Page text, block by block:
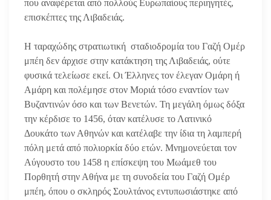
που αναφέρεται από πολλούς Ευρωπαίους περιηγητές,
επισκέπτες της Λιβαδειάς.
Η ταραχώδης στρατιωτική σταδιοδρομία του Γαζή Ομέρ
μπέη δεν άρχισε στην κατάκτηση της Λιβαδειάς, ούτε
φυσικά τελείωσε εκεί. Οι Έλληνες τον έλεγαν Ομάρη ή
Αμάρη και πολέμησε στον Μοριά τόσο εναντίον των
Βυζαντινών όσο και των Βενετών. Τη μεγάλη όμως δόξα
την κέρδισε το 1456, όταν κατέλυσε το Λατινικό
Δουκάτο των Αθηνών και κατέλαβε την ίδια τη λαμπερή
πόλη μετά από πολιορκία δύο ετών. Μνημονεύεται τον
Αύγουστο του 1458 η επίσκεψη του Μωάμεθ του
Πορθητή στην Αθήνα με τη συνοδεία του Γαζή Ομέρ
μπέη, όπου ο σκληρός Σουλτάνος εντυπωσιάστηκε από